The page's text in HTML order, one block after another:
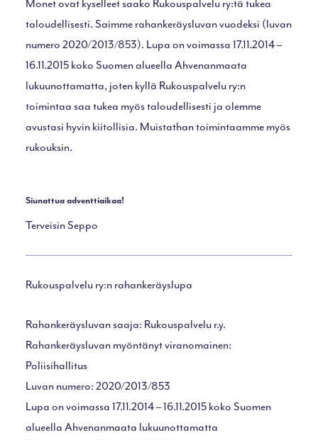
Monet ovat kyselleet saako Rukouspalvelu ry:tä tukea
taloudellisesti. Saimme rahankeräysluvan vuodeksi (luvan
numero 2020/2013/853). Lupa on voimassa 17.11.2014 –
16.11.2015 koko Suomen alueella Ahvenanmaata
lukuunottamatta, joten kyllä Rukouspalvelu ry:n
toimintaa saa tukea myös taloudellisesti ja olemme
avustasi hyvin kiitollisia. Muistathan toimintaamme myös
rukouksin.
Siunattua adventtiaikaa!
Terveisin Seppo
Rukouspalvelu ry:n rahankeräyslupa
Rahankeräysluvan saaja: Rukouspalvelu r.y.
Rahankeräysluvan myöntänyt viranomainen:
Poliisihallitus
Luvan numero: 2020/2013/853
Lupa on voimassa 17.11.2014 – 16.11.2015 koko Suomen
alueella Ahvenanmaata lukuunottamatta